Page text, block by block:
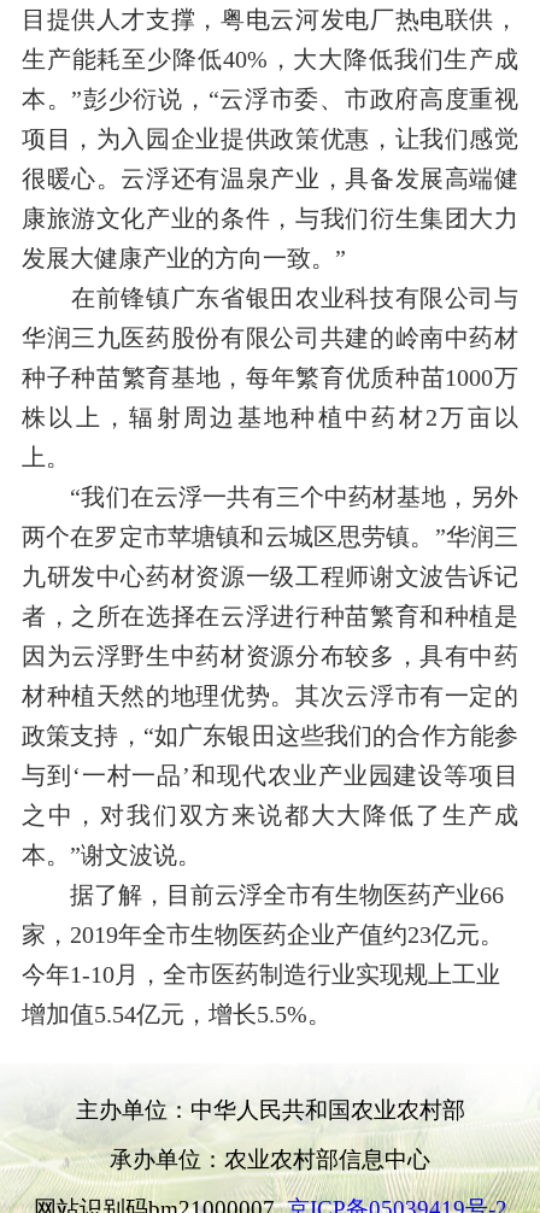
目提供人才支撑，粤电云河发电厂热电联供，
生产能耗至少降低40% ，大大降低我们生产成
本。”彭少衍说，“云浮市委、市政府高度重视
项目，为入园企业提供政策优惠，让我们感觉
很暖心。云浮还有温泉产业，具备发展高端健
康旅游文化产业的条件，与我们衍生集团大力
发展大健康产业的方向一致。”
在前锋镇广东省银田农业科技有限公司与
华润三九医药股份有限公司共建的岭南中药材
种子种苗繁育基地，每年繁育优质种苗1000万
株以上，辐射周边基地种植中药材2万亩以
上。
“我们在云浮一共有三个中药材基地，另外
两个在罗定市苹塘镇和云城区思劳镇。”华润三
九研发中心药材资源一级工程师谢文波告诉记
者，之所在选择在云浮进行种苗繁育和种植是
因为云浮野生中药材资源分布较多，具有中药
材种植天然的地理优势。其次云浮市有一定的
政策支持，“如广东银田这些我们的合作方能参
与到‘一村一品’和现代农业产业园建设等项目
之中，对我们双方来说都大大降低了生产成
本。”谢文波说。
据了解，目前云浮全市有生物医药产业66
家， 2019年全市生物医药企业产值约23亿元。
今年1-10月，全市医药制造行业实现规上工业
增加值5.54亿元，增长5.5%。
主办单位：中华人民共和国农业农村部
承办单位：农业农村部信息中心